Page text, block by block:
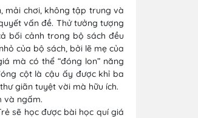
mải chơi, không tập trung và
vấn đề. Thử tưởng tượng
bối cảnh trong bộ sách đều
của bộ sách, bởi lẽ mẹ của
mà có thể “đóng lon” năng
cột là cậu ấy được khỉ ba
giãn tuyệt vời mà hữu ích.
và ngấm.
sẽ học được bài học quí giá